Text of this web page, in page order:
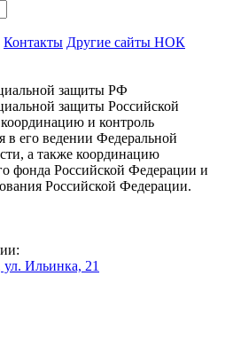
Контакты Другие сайты НОК
защиты РФ
защиты Российской
и контроль
в его ведении Федеральной
а также координацию
фонда Российской Федерации и
Российской Федерации.
Ильинка, 21